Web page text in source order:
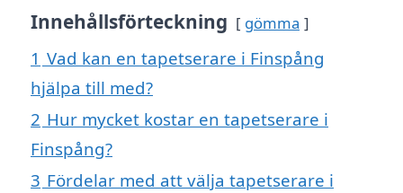
Innehållsförteckning gömma
1 Vad kan en tapetserare i Finspång
hjälpa till med?
2 Hur mycket kostar en tapetserare i
Finspång?
3 Fördelar med att välja tapetserare i